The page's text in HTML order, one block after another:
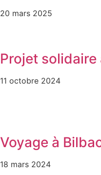
20 mars 2025
Projet solidaire
11 octobre 2024
Voyage à
18 mars 2024